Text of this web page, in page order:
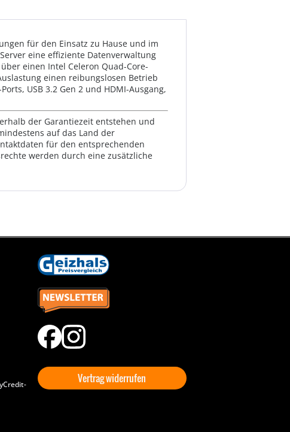
für den Einsatz zu Hause und im
eine effiziente Datenverwaltung
einen Intel Celeron Quad-Core-
einen reibungslosen Betrieb
USB 3.2 Gen 2 und HDMI-Ausgang,
der Garantiezeit entstehen und
auf das Land der
für den entsprechenden
werden durch eine zusätzliche
Vertrag widerrufen